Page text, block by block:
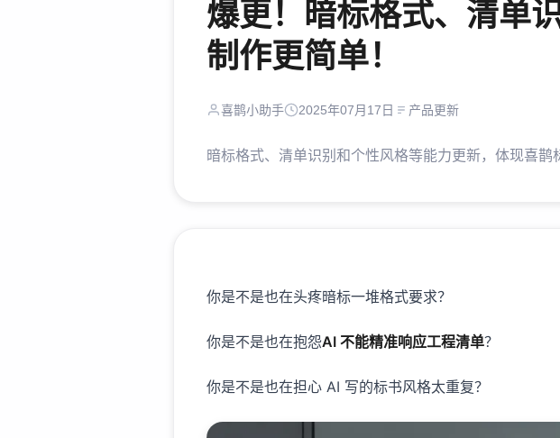
爆更！暗标格式、清单
制作更简单！
喜鹊小助手 2025年07月17日 产品更新
暗标格式、清单识别和个性风格等能力更新，体现喜鹊
你是不是也在头疼暗标一堆格式要求？
你是不是也在抱怨AI 不能精准响应工程清单？
你是不是也在担心 AI 写的标书风格太重复？